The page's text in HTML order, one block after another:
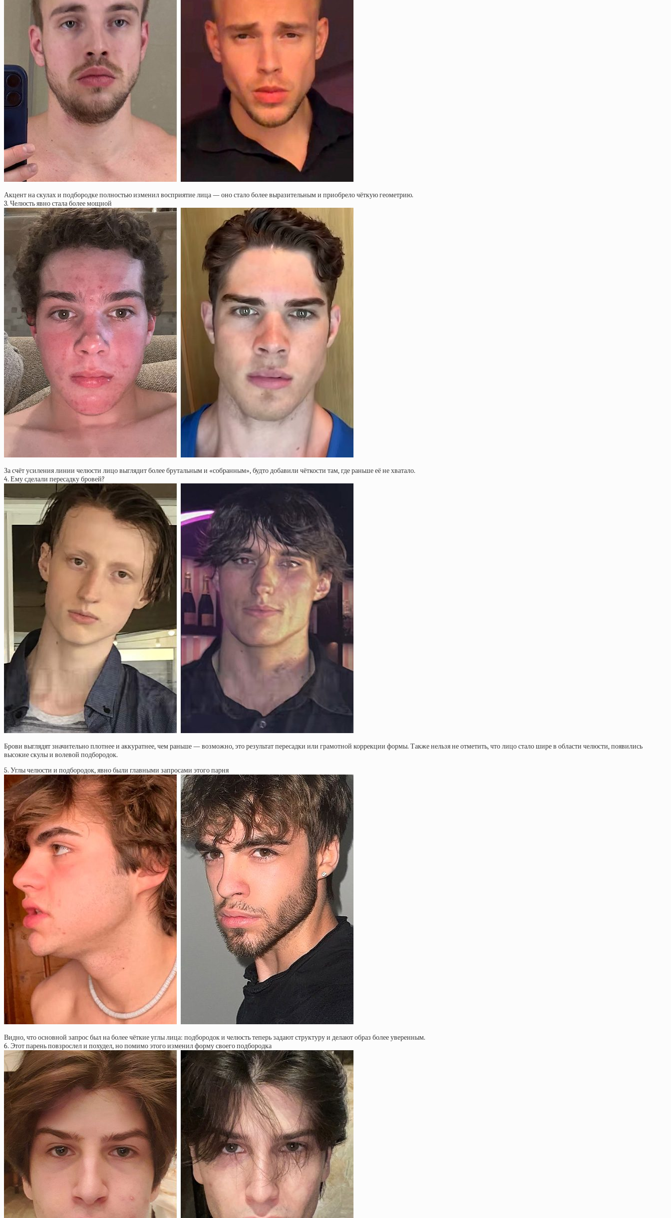
Акцент на скулах и подбородке полностью изменил восприятие лица — оно стало более выразительным и приобрело чёткую геометрию.
3. Челюсть явно стала более мощной
За счёт усиления линии челюсти лицо выглядит более брутальным и «собранным», будто добавили чёткости там, где раньше её не хватало.
4. Ему сделали пересадку бровей?
Брови выглядят значительно плотнее и аккуратнее, чем раньше — возможно, это результат пересадки или грамотной коррекции формы. Также нельзя не отметить, что лицо стало шире в области челюсти, появились
высокие скулы и волевой подбородок.
5. Углы челюсти и подбородок, явно были главными запросами этого парня
Видно, что основной запрос был на более чёткие углы лица: подбородок и челюсть теперь задают структуру и делают образ более уверенным.
6. Этот парень повзрослел и похудел, но помимо этого изменил форму своего подбородка